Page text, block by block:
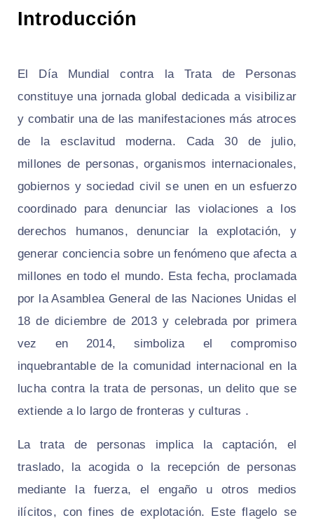
Introducción
El Día Mundial contra la Trata de Personas
constituye una jornada global dedicada a visibilizar
y combatir una de las manifestaciones más atroces
de la esclavitud moderna. Cada 30 de julio,
millones de personas, organismos internacionales,
gobiernos y sociedad civil se unen en un esfuerzo
coordinado para denunciar las violaciones a los
derechos humanos, denunciar la explotación, y
generar conciencia sobre un fenómeno que afecta a
millones en todo el mundo. Esta fecha, proclamada
por la Asamblea General de las Naciones Unidas el
18 de diciembre de 2013 y celebrada por primera
vez en 2014, simboliza el compromiso
inquebrantable de la comunidad internacional en la
lucha contra la trata de personas, un delito que se
extiende a lo largo de fronteras y culturas .
La trata de personas implica la captación, el
traslado, la acogida o la recepción de personas
mediante la fuerza, el engaño u otros medios
ilícitos, con fines de explotación. Este flagelo se